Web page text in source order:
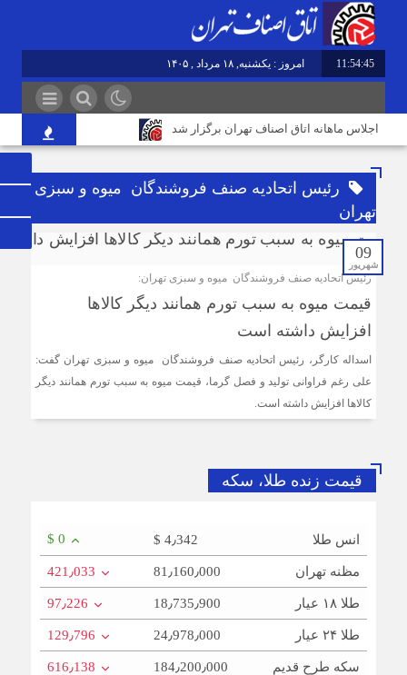
11:54:46 امروز : یکشنبه, ۱۸ مرداد , ۱۴۰۵
اجلاس ماهانه اتاق اصناف تهران برگزار شد
نیست
اصلاح غلط‌های املایی در تابلوهای شهری الزامی است/
پاسداری از زبان فارسی یک مسئولیت ملی
منتج به نارضایتی واردکننده، توزیع‎کننده و خرده‎فروش می‎شود
ورود حیوانات خانگی به رستوران‌ها و مراکز عرضه غذا تخلف
از تصمیم‌سازی تا نظارت؛ اصناف نقش مؤثرتری در بازار
می‌خواهند
گرانی؛ خشکشویی‌ ها را هم زمین‌گیر کرد/ افزایش ۱۱۰درصدی
قیمت شوینده کاهش۴۰درصدی تقاضا
اصناف قلب تپنده اقتصاد و تقویت‌کننده وحدت ملی هستند
رئیس اتحادیه صنف فروشندگان میوه و سبزی
تهران
09
شهریور
رئیس اتحادیه صنف فروشندگان میوه و سبزی تهران:
قیمت میوه به سبب تورم همانند دیگر کالا‌ها
افزایش داشته است
اسداله کارگر، رئیس اتحادیه صنف فروشندگان میوه و سبزی تهران گفت:
علی رغم فراوانی تولید و فصل گرما، قیمت میوه به سبب تورم همانند دیگر
کالا‌ها افزایش داشته است.
قیمت زنده طلا، سکه
انس طلا $ 4٫342 $ 0
مظنه تهران 81٫160٫000 421٫033
طلا ۱۸ عیار 18٫735٫900 97٫226
طلا ۲۴ عیار 24٫978٫000 129٫796
سکه طرح قدیم 184٫200٫000 616٫138